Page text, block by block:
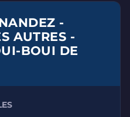
-
AUTRES -
BOUI DE